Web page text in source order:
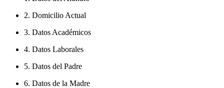
2. Domicilio Actual
3. Datos Académicos
4. Datos Laborales
5. Datos del Padre
6. Datos de la Madre